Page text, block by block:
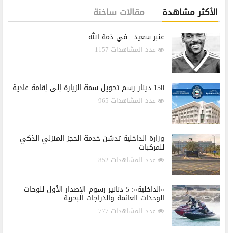
الأكثر مشاهدة مقالات ساخنة
عنبر سعيد.. في ذمة الله
عدد المشاهدات 1157
150 دينار رسم تحويل سمة الزيارة إلى إقامة عادية
عدد المشاهدات 965
وزارة الداخلية تدشن خدمة الحجز المنزلي الذكي
للمركبات
عدد المشاهدات 852
«الداخلية»: 5 دنانير رسوم الإصدار الأول للوحات
الوحدات العائمة والدراجات البحرية
عدد المشاهدات 777